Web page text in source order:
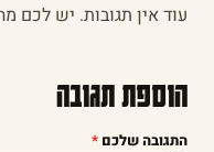
עוד אין תגובות. יש לכם
הוספת תגובה
התגובה שלכם *